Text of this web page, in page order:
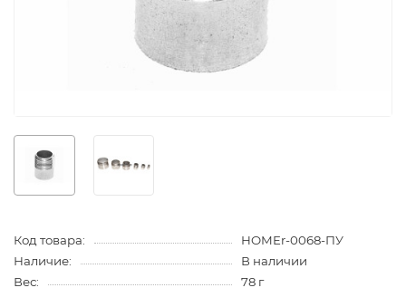
Код товара:
HOMEr-0068-ПУ
Наличие:
В наличии
Вес:
78 г